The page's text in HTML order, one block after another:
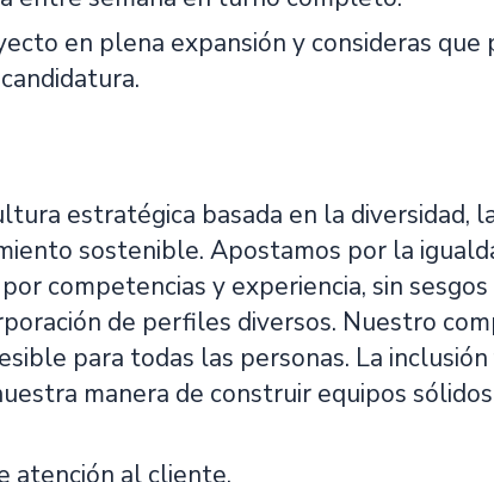
en plena expansión y consideras que
estratégica basada en la diversidad,
sostenible. Apostamos por la
competencias y experiencia, sin sesgos
de perfiles diversos. Nuestro
para todas las personas. La
manera de construir equipos
atención al cliente.